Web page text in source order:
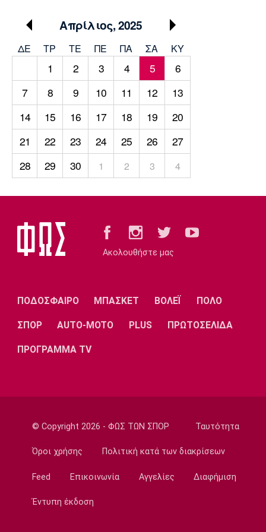
Πολιτισμός
Τραγούδια
Cine Spot
Running
Media
Παρασκήνιο
Πρόγραμμα TV
Ιωνικός Κηφισιά Πανσερραϊκός
Μπαρτσελόνα
Ρεάλ
Μαδρίτης
Ατλέτικο
Μαδρίτης
Μονακό
Ερυθρός
Τότεναμ
Απρίλιος, 2025
ΔΕ ΤΡ TΕ ΠΕ ΠΑ ΣΑ ΚΥ
1 2 3 4 5
6
7
8 9 10 11 12
13
14
15 16 17 18 19
20
21
22 23 24 25 26
27
28
29 30 1 2 3 4
Ακολουθήστε μας
ΠΟΔΟΣΦΑΙΡΟ ΜΠΑΣΚΕΤ ΒΟΛΕΪ ΠΟΛΟ
ΣΠΟΡ AUTO-MOTO PLUS ΠΡΩΤΟΣΕΛΙΔΑ
ΠΡΟΓΡΑΜΜΑ TV
© Copyright 2026 - ΦΩΣ ΤΩΝ ΣΠΟΡ Ταυτότητα
Όροι χρήσης Πολιτική κατά των διακρίσεων
Feed Επικοινωνία Αγγελίες Διαφήμιση
Έντυπη έκδοση